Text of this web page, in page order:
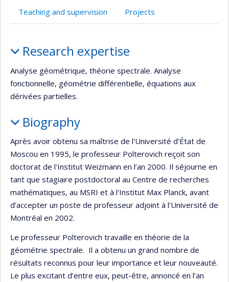
Teaching and supervision Projects
Research expertise
Analyse géométrique, théorie spectrale. Analyse
fonctionnelle, géométrie différentielle, équations aux
dérivées partielles.
Biography
Après avoir obtenu sa maîtrise de l'Université d'État de
Moscou en 1995, le professeur Polterovich reçoit son
doctorat de l'Institut Weizmann en l’an 2000. Il séjourne en
tant que stagiaire postdoctoral au Centre de recherches
mathématiques, au MSRI et à l'Institut Max Planck, avant
d’accepter un poste de professeur adjoint à l'Université de
Montréal en 2002.
Le professeur Polterovich travaille en théorie de la
géométrie spectrale. Il a obtenu un grand nombre de
résultats reconnus pour leur importance et leur nouveauté.
Le plus excitant d’entre eux, peut-être, annoncé en l’an